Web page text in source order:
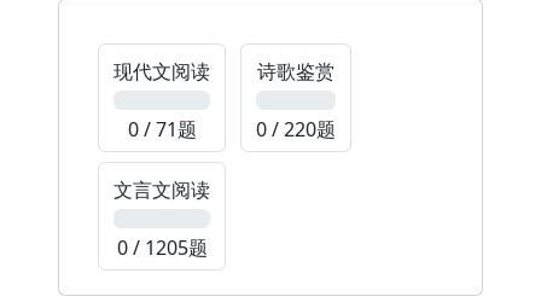
现代文阅读
0 / 71题
诗歌鉴赏
0 / 220题
文言文阅读
0 / 1205题